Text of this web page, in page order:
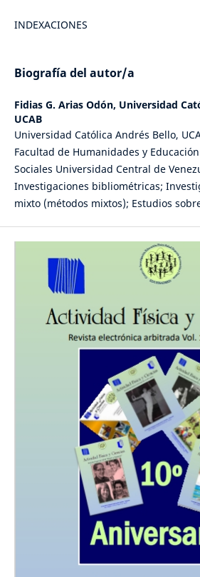
INDEXACIONES
Biografía del autor/a
Fidias G. Arias Odón, Universidad
UCAB
Universidad Católica Andrés Bello,
Facultad de Humanidades y
Sociales Universidad Central de
Investigaciones bibliométricas;
mixto (métodos mixtos); Estudios